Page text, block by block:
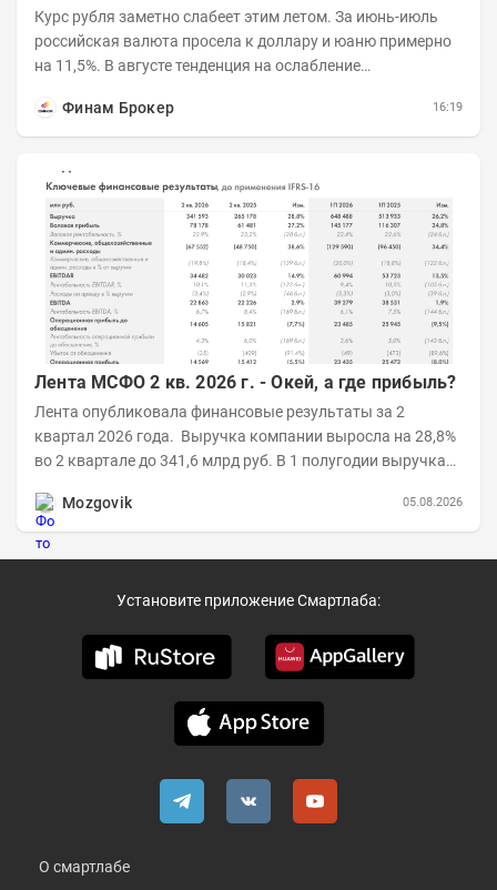
Курс рубля заметно слабеет этим летом. За июнь-июль
российская валюта просела к доллару и юаню примерно
на 11,5%. В августе тенденция на ослабление
Финам Брокер
16:19
Лента МСФО 2 кв. 2026 г. - Окей, а где прибыль?
Лента опубликовала финансовые результаты за 2
квартал 2026 года. Выручка компании выросла на 28,8%
во 2 квартале до 341,6 млрд руб. В 1 полугодии выручка
Mozgovik
05.08.2026
Установите приложение Смартлаба:
О смартлабе